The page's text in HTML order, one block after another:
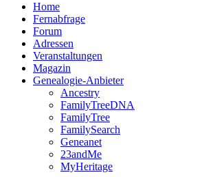
Home
Fernabfrage
Forum
Adressen
Veranstaltungen
Magazin
Genealogie-Anbieter
Ancestry
FamilyTreeDNA
FamilyTree
FamilySearch
Geneanet
23andMe
MyHeritage